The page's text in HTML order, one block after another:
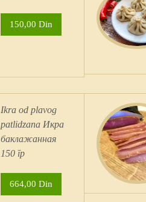
150,00 Din
Ikra od plavog
patlidzana Икра
баклажанная
150 гр
664,00 Din